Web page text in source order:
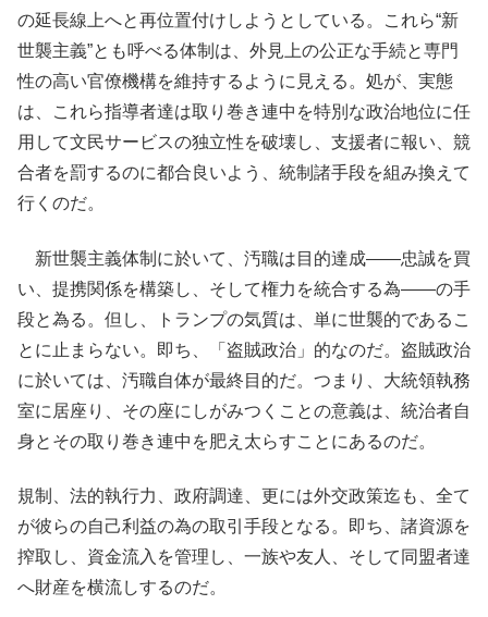
の延長線上へと再位置付けしようとしている。これら“新
世襲主義”とも呼べる体制は、外見上の公正な手続と専門
性の高い官僚機構を維持するように見える。処が、実態
は、これら指導者達は取り巻き連中を特別な政治地位に任
用して文民サービスの独立性を破壊し、支援者に報い、競
合者を罰するのに都合良いよう、統制諸手段を組み換えて
行くのだ。
新世襲主義体制に於いて、汚職は目的達成――忠誠を買
い、提携関係を構築し、そして権力を統合する為――の手
段と為る。但し、トランプの気質は、単に世襲的であるこ
とに止まらない。即ち、「盗賊政治」的なのだ。盗賊政治
に於いては、汚職自体が最終目的だ。つまり、大統領執務
室に居座り、その座にしがみつくことの意義は、統治者自
身とその取り巻き連中を肥え太らすことにあるのだ。
規制、法的執行力、政府調達、更には外交政策迄も、全て
が彼らの自己利益の為の取引手段となる。即ち、諸資源を
搾取し、資金流入を管理し、一族や友人、そして同盟者達
へ財産を横流しするのだ。